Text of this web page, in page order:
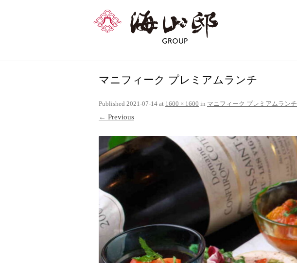
マニフィーク プレミアムランチ
Published 2021-07-14 at 1600 × 1600 in マニフィーク プレミアムランチ
← Previous